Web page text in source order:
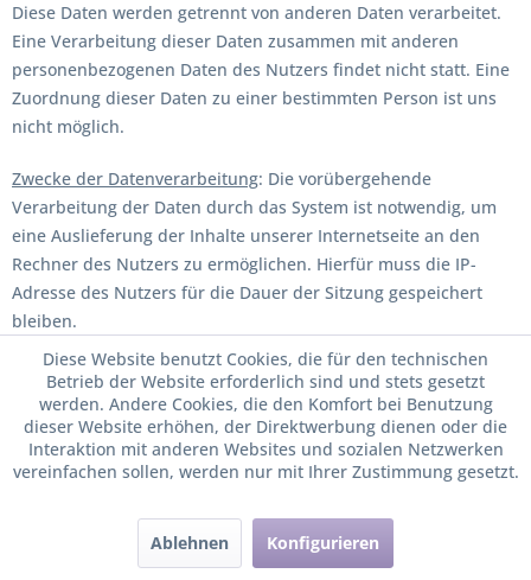
Diese Daten werden getrennt von anderen Daten verarbeitet.
Eine Verarbeitung dieser Daten zusammen mit anderen
personenbezogenen Daten des Nutzers findet nicht statt. Eine
Zuordnung dieser Daten zu einer bestimmten Person ist uns
nicht möglich.
Zwecke der Datenverarbeitung: Die vorübergehende
Verarbeitung der Daten durch das System ist notwendig, um
eine Auslieferung der Inhalte unserer Internetseite an den
Rechner des Nutzers zu ermöglichen. Hierfür muss die IP-
Adresse des Nutzers für die Dauer der Sitzung gespeichert
bleiben.
Die Speicherung in Logfiles erfolgt, um die Funktionsfähigkeit
der Website sicherzustellen. Zudem dienen uns die Daten zur
Optimierung unseres Angebots und der Website und zur
Sicherstellung der Sicherheit unserer informationstechnischen
Systeme. Eine Auswertung der Daten zu Marketingzwecken
Rechtsgrundlage der Datenverarbeitung: Die vorübergehende
Speicherung der Daten und den Logfiles erfolgt auf Basis der
Diese Website benutzt Cookies, die für den technischen
Betrieb der Website erforderlich sind und stets gesetzt
werden. Andere Cookies, die den Komfort bei Benutzung
dieser Website erhöhen, der Direktwerbung dienen oder die
Interaktion mit anderen Websites und sozialen Netzwerken
vereinfachen sollen, werden nur mit Ihrer Zustimmung gesetzt.
Ablehnen Konfigurieren